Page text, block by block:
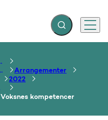
Fold søgefelt ud
Menu
om uddannelse
Arrangementer
2022
kompetencer